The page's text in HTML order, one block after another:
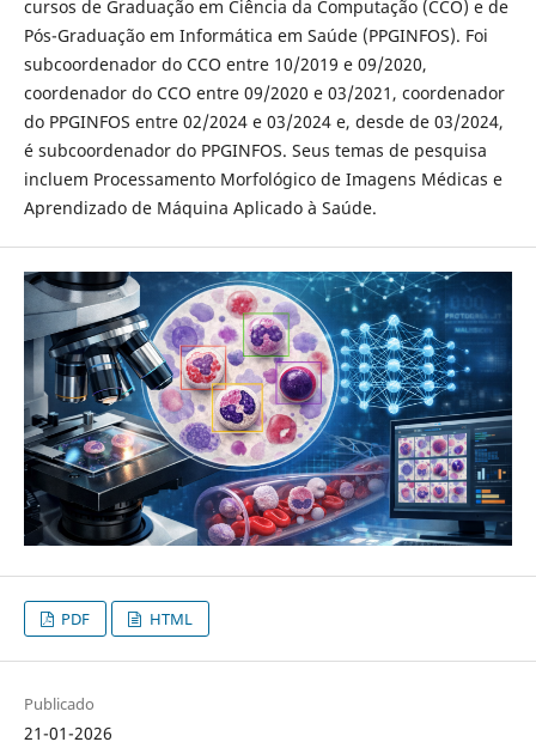
cursos de Graduação em Ciência da Computação (CCO) e de
Pós-Graduação em Informática em Saúde (PPGINFOS). Foi
subcoordenador do CCO entre 10/2019 e 09/2020,
coordenador do CCO entre 09/2020 e 03/2021, coordenador
do PPGINFOS entre 02/2024 e 03/2024 e, desde de 03/2024,
é subcoordenador do PPGINFOS. Seus temas de pesquisa
incluem Processamento Morfológico de Imagens Médicas e
Aprendizado de Máquina Aplicado à Saúde.
PDF HTML
Publicado
21-01-2026